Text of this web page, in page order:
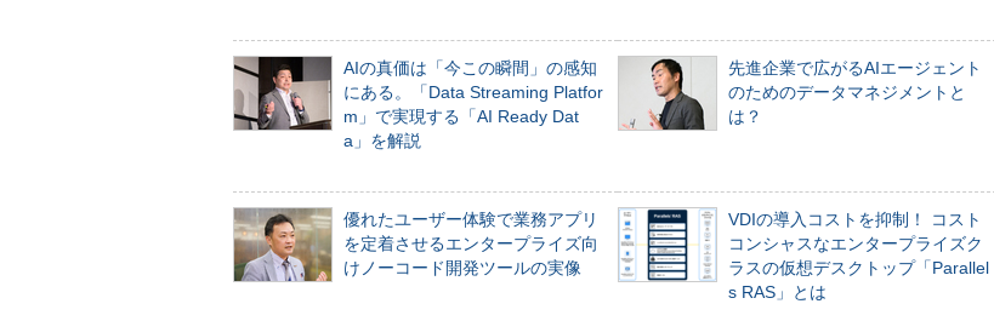
AIの真価は「今この瞬間」の感知
にある。「Data Streaming Platfor
m」で実現する「AI Ready Dat
a」を解説
先進企業で広がるAIエージェント
のためのデータマネジメントと
は？
優れたユーザー体験で業務アプリ
を定着させるエンタープライズ向
けノーコード開発ツールの実像
VDIの導入コストを抑制！ コスト
コンシャスなエンタープライズク
ラスの仮想デスクトップ「Parallel
s RAS」とは